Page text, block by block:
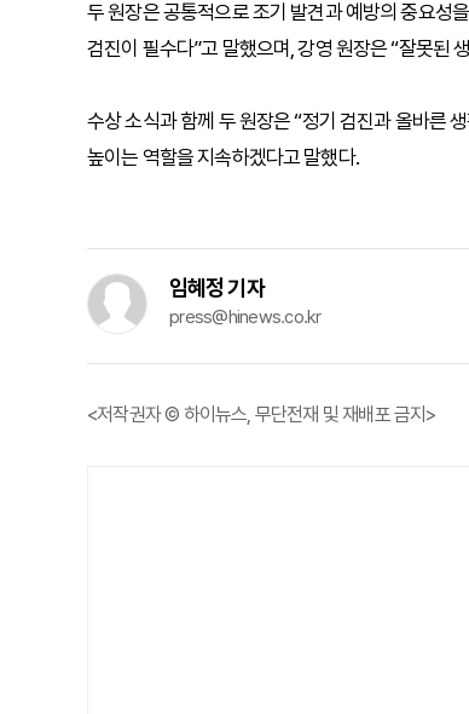
두 원장은 공통적으로 조기 발견과 예방의 중요성
검진이 필수다”고 말했으며, 강영 원장은 “잘못된
수상 소식과 함께 두 원장은 “정기 검진과 올바른
높이는 역할을 지속하겠다고 말했다.
임혜정 기자
press@hinews.co.kr
<저작권자 © 하이뉴스, 무단전재 및 재배포 금지>